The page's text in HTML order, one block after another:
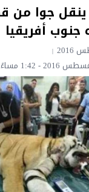
ينقل جوا من
جنوب أفريقيا